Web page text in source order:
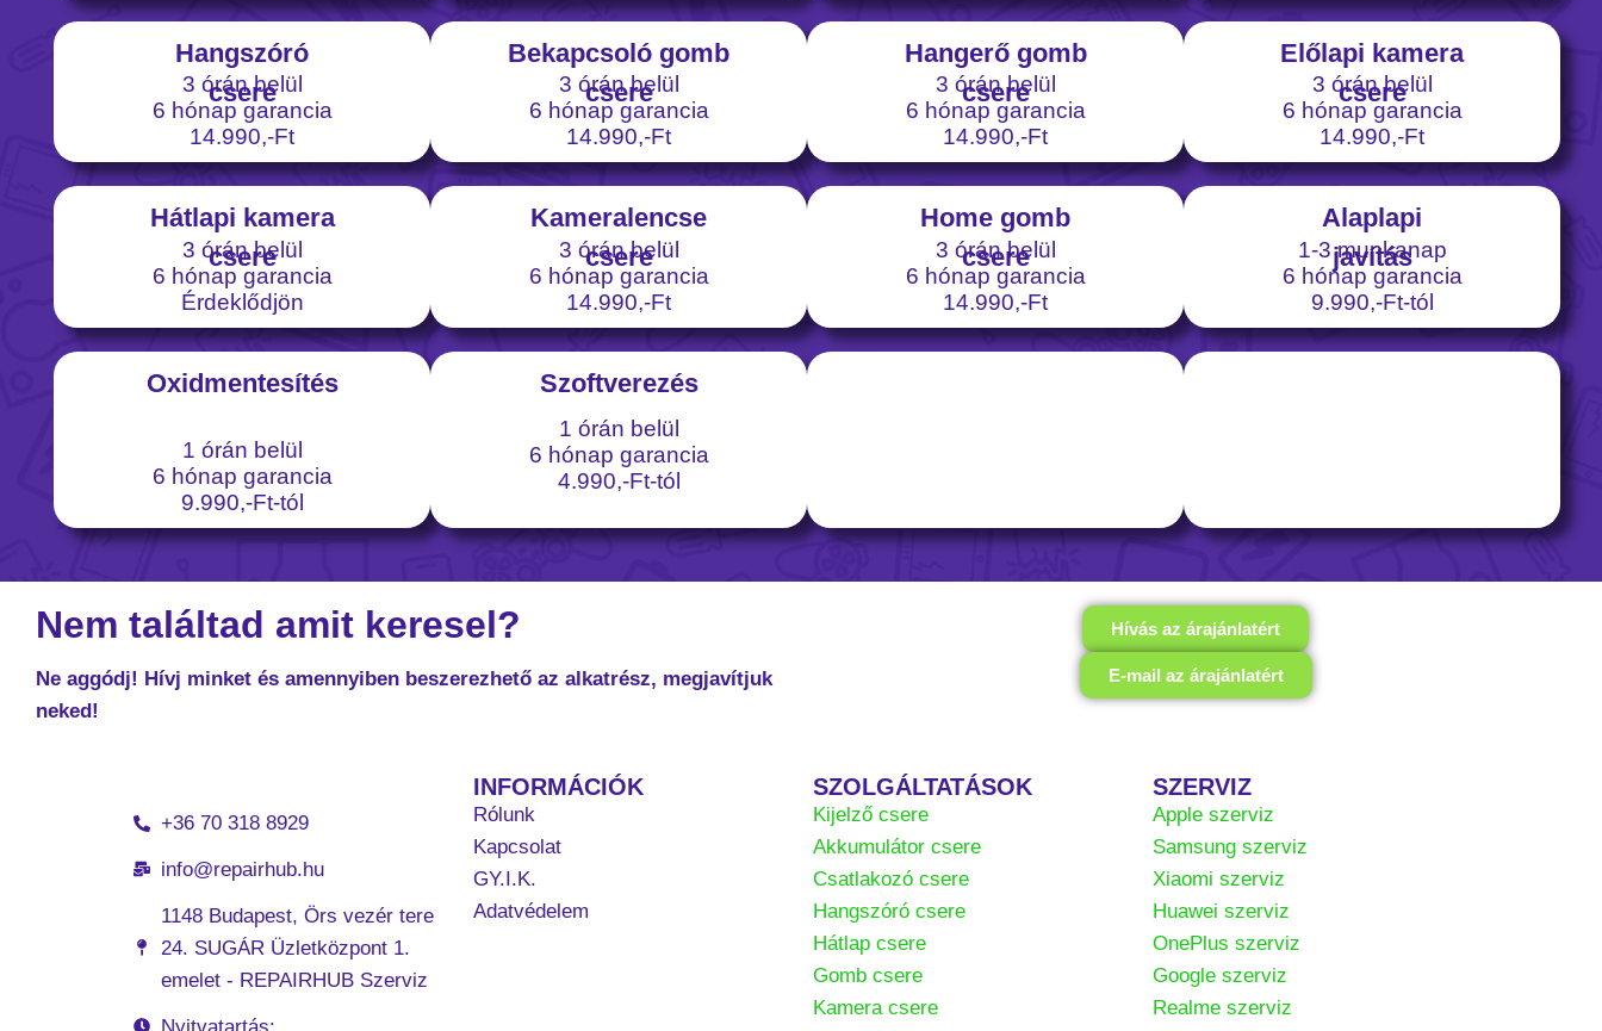
Hangszóró
csere
3 órán belül
6 hónap garancia
14.990,-Ft
Bekapcsoló gomb
csere
3 órán belül
6 hónap garancia
14.990,-Ft
Hangerő gomb
csere
3 órán belül
6 hónap garancia
14.990,-Ft
Előlapi kamera
csere
3 órán belül
6 hónap garancia
14.990,-Ft
Hátlapi kamera
csere
3 órán belül
6 hónap garancia
Érdeklődjön
Kameralencse
csere
3 órán belül
6 hónap garancia
14.990,-Ft
Home gomb
csere
3 órán belül
6 hónap garancia
14.990,-Ft
Alaplapi
javítás
1-3 munkanap
6 hónap garancia
9.990,-Ft-tól
Oxidmentesítés
1 órán belül
6 hónap garancia
9.990,-Ft-tól
Szoftverezés
1 órán belül
6 hónap garancia
4.990,-Ft-tól
Nem találtad amit keresel?
Ne aggódj! Hívj minket és amennyiben beszerezhető az alkatrész, megjavítjuk
neked!
Hívás az árajánlatért
E-mail az árajánlatért
+36 70 318 8929
info@repairhub.hu
1148 Budapest, Örs vezér tere
24. SUGÁR Üzletközpont 1.
emelet - REPAIRHUB Szerviz
Nyitvatartás:
INFORMÁCIÓK
Rólunk
Kapcsolat
GY.I.K.
Adatvédelem
SZOLGÁLTATÁSOK
Kijelző csere
Akkumulátor csere
Csatlakozó csere
Hangszóró csere
Hátlap csere
Gomb csere
Kamera csere
SZERVIZ
Apple szerviz
Samsung szerviz
Xiaomi szerviz
Huawei szerviz
OnePlus szerviz
Google szerviz
Realme szerviz